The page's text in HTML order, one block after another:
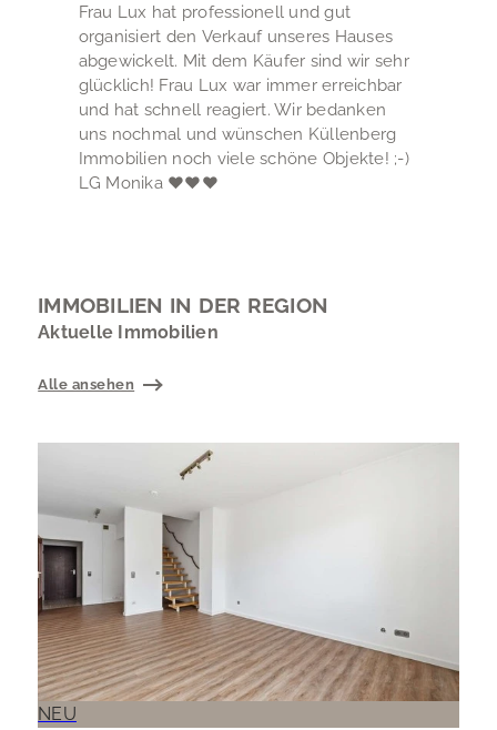
Frau Lux hat professionell und gut
organisiert den Verkauf unseres Hauses
abgewickelt. Mit dem Käufer sind wir sehr
glücklich! Frau Lux war immer erreichbar
und hat schnell reagiert. Wir bedanken
uns nochmal und wünschen Küllenberg
Immobilien noch viele schöne Objekte! ;-)
LG Monika ♥♥♥
IMMOBILIEN IN DER REGION
Aktuelle Immobilien
Alle ansehen
NEU